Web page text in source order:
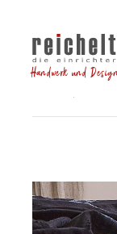
Handwerk und